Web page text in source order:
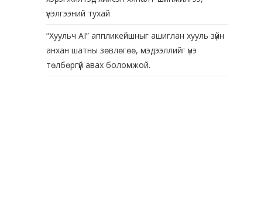
үнэлгээний тухай
“Хуульч АІ” аппликейшныг ашиглан хууль зүйн
анхан шатны зөвлөгөө, мэдээллийг үнэ
төлбөргүй авах боломжой.